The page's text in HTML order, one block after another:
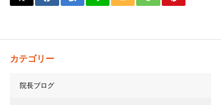
カテゴリー
院長ブログ